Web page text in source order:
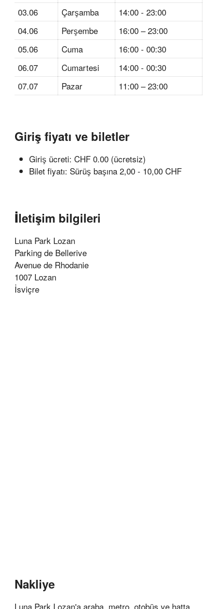
03.06
Çarşamba
14:00 - 23:00
04.06
Perşembe
16:00 – 23:00
05.06
Cuma
16:00 - 00:30
06.07
Cumartesi
14:00 - 00:30
07.07
Pazar 11:00 – 23:00
Giriş fiyatı ve biletler
Giriş ücreti: CHF 0.00 (ücretsiz)
Bilet fiyatı: Sürüş başına 2,00 - 10,00 CHF
İletişim bilgileri
Luna Park Lozan
Parking de Bellerive
Avenue de Rhodanie
1007 Lozan
İsviçre
Nakliye
Luna Park Lozan'a araba, metro, otobüs ve hatta